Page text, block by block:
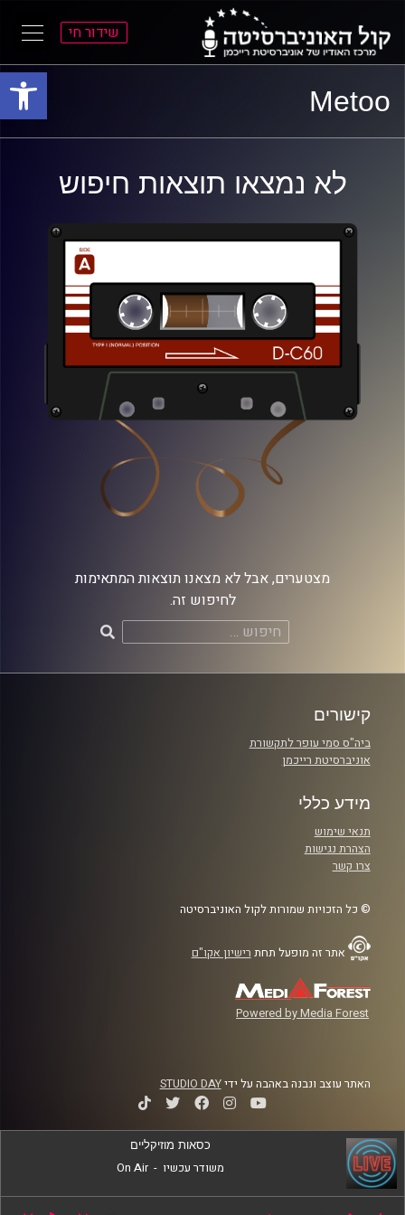
פתח
התפריט
הראשי
התוכן
הראשי
שידור חי
Metoo
לא נמצאו תוצאות חיפוש
מצטערים, אבל לא מצאנו תוצאות המתאימות
לחיפוש זה.
חיפוש:
קישורים
ביה"ס סמי עופר לתקשורת
אוניברסיטת רייכמן
מידע כללי
תנאי שימוש
הצהרת נגישות
צרו קשר
© כל הזכויות שמורות לקול האוניברסיטה
אתר זה מופעל תחת רישיון אקו"ם
Powered by Media Forest
האתר עוצב ונבנה באהבה על ידיSTUDIO DAY
כסאות מוזיקליים
משודר עכשיו -
On Air